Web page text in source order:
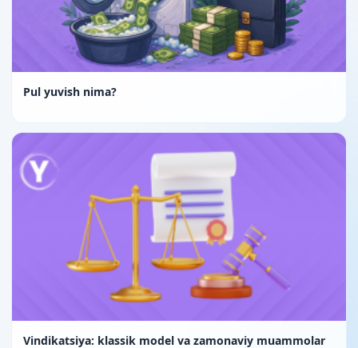
Pul yuvish nima?
Vindikatsiya: klassik model va zamonaviy muammolar